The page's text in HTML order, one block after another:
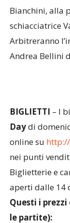
Heyrman e
lusso c’è
Bianchini, alla
schiacciatrice
BIGLIETTI– I
Daydi
online su
nei punti
Biglietterie e
aperti dalle 14